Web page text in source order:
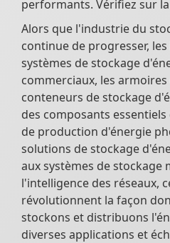
performants. Vérifiez sur
Alors que l'industrie du
continue de progresser,
systèmes de stockage
commerciaux, les
conteneurs de stockage
des composants
de production d'énergie
solutions de stockage
aux systèmes de stockage
l'intelligence des réseaux,
révolutionnent la façon
stockons et distribuons
diverses applications et